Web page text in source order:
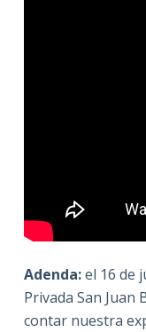
Adenda:el 16 de
Privada San Juan
contar nuestra